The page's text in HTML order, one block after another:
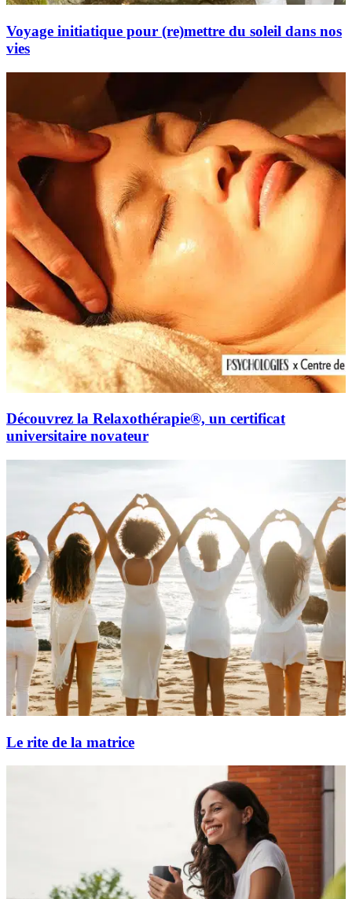
Voyage initiatique pour (re)mettre du soleil dans nos
vies
Découvrez la Relaxothérapie®, un certificat
universitaire novateur
Le rite de la matrice